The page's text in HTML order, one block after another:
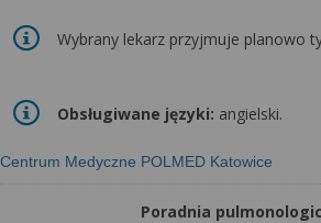
Centrum Medyczne POLMED Katowice
Wybrany lekarz przyjmuje planowo
Obsługiwane języki: angielski.
Poradnia